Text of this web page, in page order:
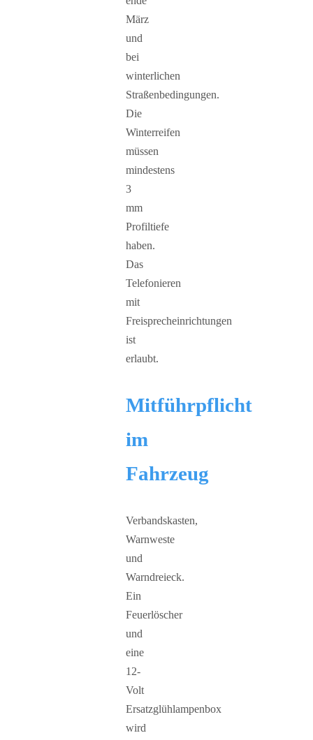
März
und
bei
winterlichen
Straßenbedingungen.
Die
Winterreifen
müssen
mindestens
3
mm
Profiltiefe
haben.
Das
Telefonieren
mit
Freisprecheinrichtungen
ist
erlaubt.
Mitführpflicht
im
Fahrzeug
Verbandskasten,
Warnweste
und
Warndreieck.
Ein
Feuerlöscher
und
eine
12-
Volt
Ersatzglühlampenbox
wird